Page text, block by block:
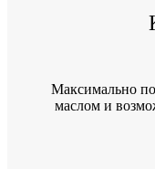
Максимально
маслом и